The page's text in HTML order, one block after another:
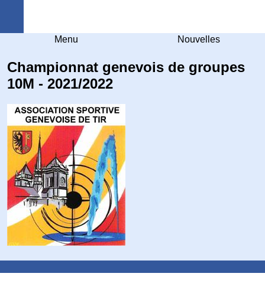
Menu Nouvelles
Championnat genevois de groupes
10M - 2021/2022